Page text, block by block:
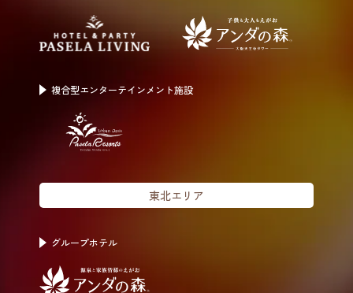
複合型エンターテインメント施設
東北エリア
グループホテル